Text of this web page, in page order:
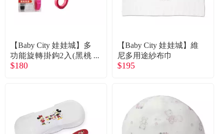
【Baby City 娃娃城】多
功能旋轉掛鉤2入(黑桃
紅)
$180
【Baby City 娃娃城】維
尼多用途紗布巾
$195